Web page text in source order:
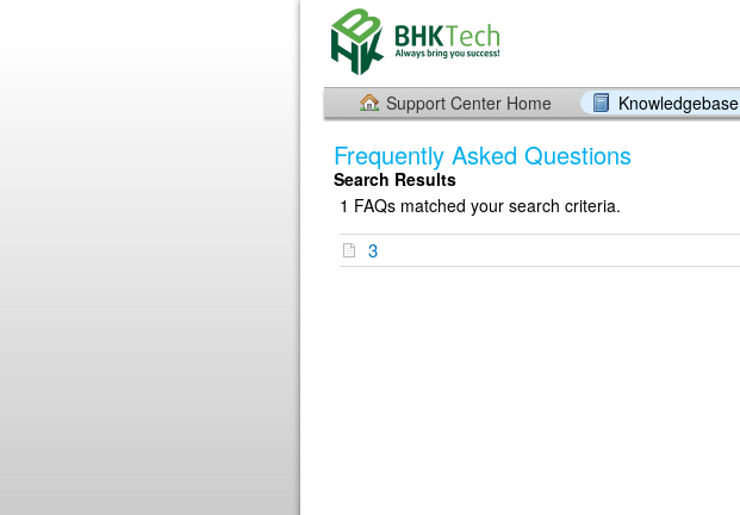
Support Center Home Knowledgebase
Frequently Asked Questions
Search Results
1 FAQs matched your search criteria.
3